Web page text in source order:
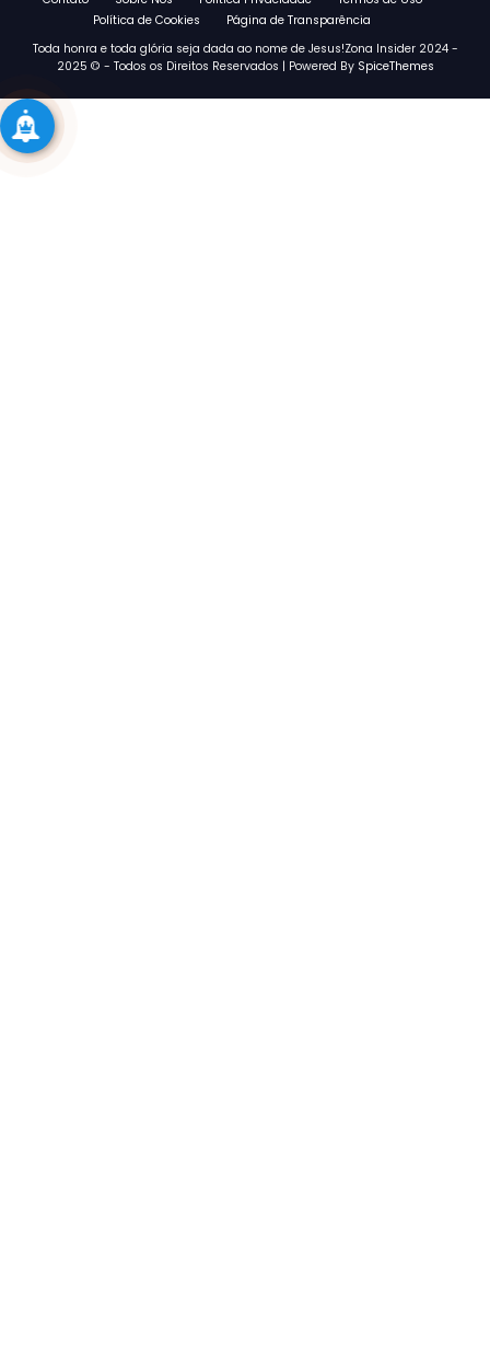
Política de Cookies
Página de Transparência
Toda honra e toda glória seja dada ao nome de Jesus!Zona Insider 2024 -
2025 © - Todos os Direitos Reservados | Powered By SpiceThemes